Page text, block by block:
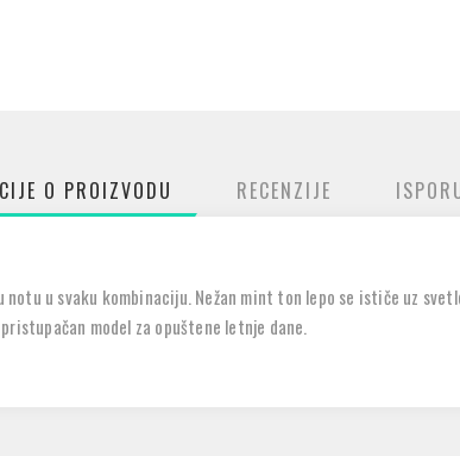
O PROIZVODU RECENZIJE
notu u svaku kombinaciju. Nežan mint ton lepo se ističe uz
model za opuštene letnje dane.